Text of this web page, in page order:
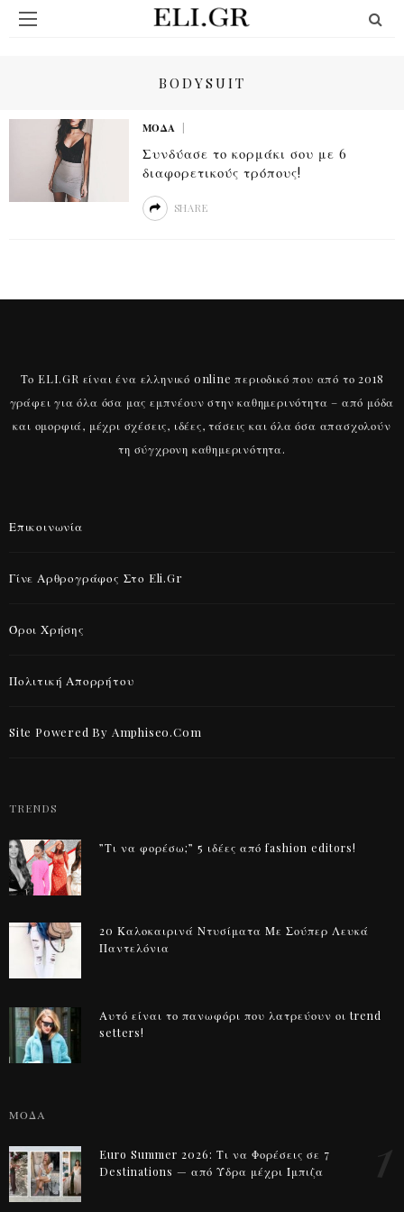
BODYSUIT
ΜΟΔΑ
Συνδύασε το κορμάκι σου με 6
διαφορετικούς τρόπους!
SHARE
Το ELI.GR είναι ένα ελληνικό online περιοδικό που από το 2018
γράφει για όλα όσα μας εμπνέουν στην καθημερινότητα – από μόδα
και ομορφιά, μέχρι σχέσεις, ιδέες, τάσεις και όλα όσα απασχολούν
τη σύγχρονη καθημερινότητα.
Επικοινωνία
Γίνε Αρθρογράφος Στο Eli.gr
Όροι Χρήσης
Πολιτική Απορρήτου
Site Powered By Amphiseo.com
TRENDS
”Τι να φορέσω;” 5 ιδέες από fashion editors!
20 Καλοκαιρινά Ντυσίματα Με Σούπερ Λευκά
Παντελόνια
Αυτό είναι το πανωφόρι που λατρεύουν οι trend
setters!
ΜΟΔΑ
Euro Summer 2026: Τι να Φορέσεις σε 7
Destinations — από Ύδρα μέχρι Ίμπιζα
1